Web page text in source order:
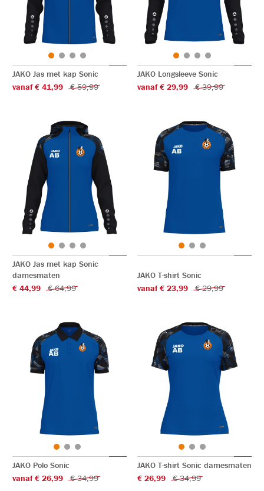
JAKO Jas met kap Sonic
vanaf € 41,99
€ 59,99
JAKO Longsleeve Sonic
vanaf € 29,99
€ 39,99
JAKO Jas met kap Sonic
damesmaten
€ 44,99
€ 64,99
JAKO T-shirt Sonic
vanaf € 23,99
€ 29,99
JAKO Polo Sonic
vanaf € 26,99
€ 34,99
JAKO T-shirt Sonic damesmaten
€ 26,99
€ 34,99